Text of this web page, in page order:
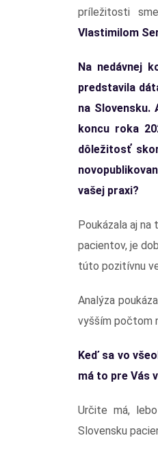
príležitosti
Vlastimilom
Na nedávnej
predstavila
na Slovensku.
koncu roka
dôležitosť
vašej praxi?
Poukázala aj
pacientov, je
túto pozitívnu
Analýza
vyšším počtom
Keď sa vo
má to pre Vás
Určite má,
Slovensku